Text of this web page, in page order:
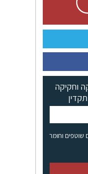
וחקיקה
שוטפים וחומר